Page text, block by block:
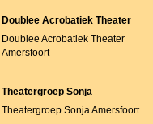
Doublee Acrobatiek Theater
Doublee Acrobatiek Theater
Amersfoort
Theatergroep Sonja
Theatergroep Sonja Amersfoort